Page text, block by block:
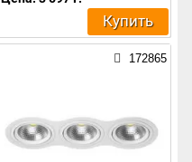
Купить
172865